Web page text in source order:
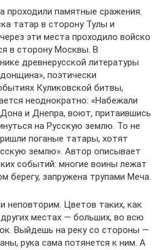
проходили памятные сражения.
татар в сторону Тулы и
эти места проходило войско
в сторону Москвы. В
древнерусской литературы
поэтически
Куликовской битвы,
неоднократно: «Набежали
и Днепра, воют, притаившись
на Русскую землю. То не
поганые татары, хотят
землю». Автор описывает
событий: многие воины лежат
берегу, запружена трупами Меча.
неповторим. Цветов таких, как
местах — больших, во всю
Выйдешь на реку со стороны —
рука сама потянется к ним. А